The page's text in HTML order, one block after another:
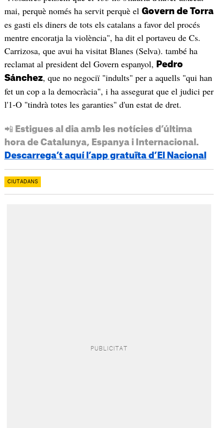
mai, perquè només ha servit perquè el Govern de Torra
es gasti els diners de tots els catalans a favor del procés
mentre encoratja la violència", ha dit el portaveu de Cs.
Carrizosa, que avui ha visitat Blanes (Selva). també ha
reclamat al president del Govern espanyol, Pedro
Sánchez, que no negociï "indults" per a aquells "qui han
fet un cop a la democràcia", i ha assegurat que el judici per
l'1-O "tindrà totes les garanties" d'un estat de dret.
📲 Estigues al dia amb les notícies d’última
hora de Catalunya, Espanya i Internacional.
Descarrega’t aquí l’app gratuïta d’El Nacional
CIUTADANS